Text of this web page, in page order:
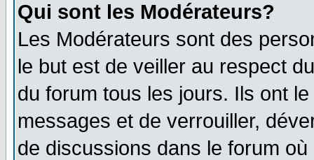
Qui sont les Modérateurs?
Les Modérateurs sont des
le but est de veiller au respect
du forum tous les jours. Ils ont
messages et de verrouiller,
de discussions dans le forum